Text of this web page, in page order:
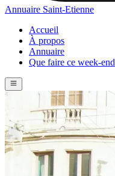
Annuaire Saint-Etienne
Accueil
À propos
Annuaire
Que faire ce week-end